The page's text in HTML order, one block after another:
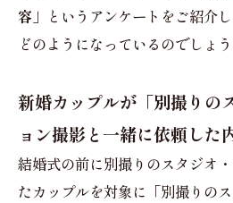
容」 というアンケートをご紹介
どのようになっているのでしょう
新婚カップルが「別撮りの
ョン撮影と一緒に依頼した
結婚式の前に別撮りのスタジオ
たカップルを対象に「別撮りの